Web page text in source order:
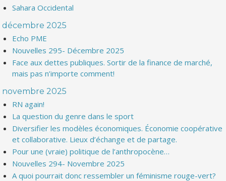
Sahara Occidental
décembre 2025
Echo PME
Nouvelles 295- Décembre 2025
Face aux dettes publiques. Sortir de la finance de marché,
mais pas n’importe comment!
novembre 2025
RN again!
La question du genre dans le sport
Diversifier les modèles économiques. Économie coopérative
et collaborative. Lieux d’échange et de partage.
Pour une (vraie) politique de l’anthropocène…
Nouvelles 294- Novembre 2025
A quoi pourrait donc ressembler un féminisme rouge-vert?